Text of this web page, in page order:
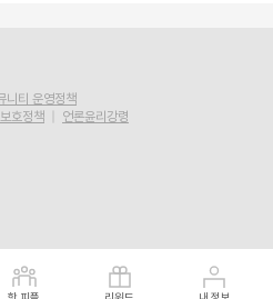
니티 운영정책
호정책
언론윤리강령
핫 피플 리워드 내 정보